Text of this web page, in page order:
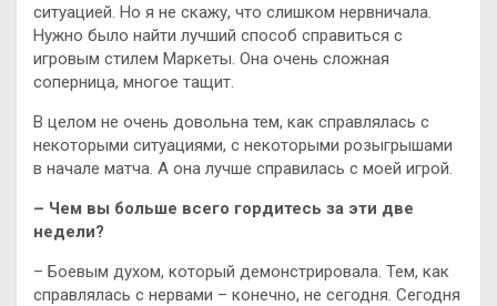
ситуацией. Но я не скажу, что слишком нервничала.
Нужно было найти лучший способ справиться с
игровым стилем Маркеты. Она очень сложная
соперница, многое тащит.
В целом не очень довольна тем, как справлялась с
некоторыми ситуациями, с некоторыми розыгрышами
в начале матча. А она лучше справилась с моей игрой.
– Чем вы больше всего гордитесь за эти две
недели?
– Боевым духом, который демонстрировала. Тем, как
справлялась с нервами – конечно, не сегодня. Сегодня